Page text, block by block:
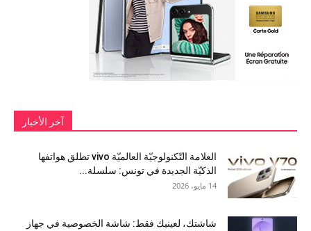
آخر الأخبار
العلامة التّكنولوجيّة العالميّة vivo تطلق هواتفها
الذكيّة الجديدة في تونس: سلسلة...
14 مايو، 2026
شاشتك، لعينيك فقط: شاشة الخصوصية في جهاز